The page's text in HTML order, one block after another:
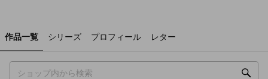
作品一覧 シリーズ プロフィール レター